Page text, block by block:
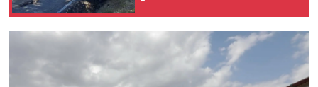
Simav
Spor